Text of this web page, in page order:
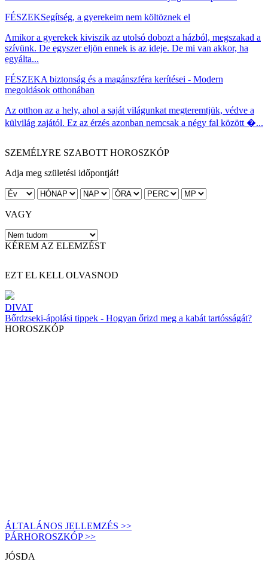
FÉSZEKSegítség, a gyerekeim nem költöznek el
Amikor a gyerekek kiviszik az utolsó dobozt a házból, megszakad a
szívünk. De egyszer eljön ennek is az ideje. De mi van akkor, ha
egyálta...
FÉSZEKA biztonság és a magánszféra kerítései - Modern
megoldások otthonában
Az otthon az a hely, ahol a saját világunkat megteremtjük, védve a
külvilág zajától. Ez az érzés azonban nemcsak a négy fal között �...
SZEMÉLYRE SZABOTT HOROSZKÓP
Adja meg születési időpontját!
VAGY
KÉREM AZ ELEMZÉST
EZT EL KELL OLVASNOD
DIVAT
Bőrdzseki-ápolási tippek - Hogyan őrizd meg a kabát tartósságát?
HOROSZKÓP
ÁLTALÁNOS JELLEMZÉS >>
PÁRHOROSZKÓP >>
JÓSDA